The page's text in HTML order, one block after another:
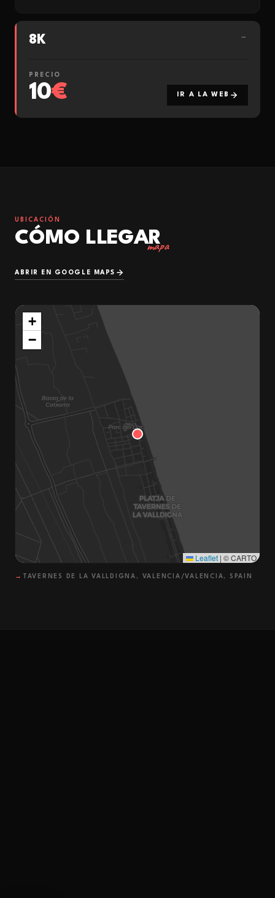
8K →
PRECIO
10€ IR A LA WEB
UBICACIÓN
CÓMO LLEGAR
mapa
ABRIR EN GOOGLE MAPS
+
−
Leaflet | © CARTO
→ TAVERNES DE LA VALLDIGNA, VALENCIA/VALENCIA, SPAIN